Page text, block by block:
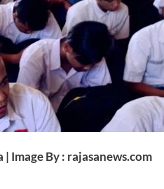
Image By : rajasanews.com